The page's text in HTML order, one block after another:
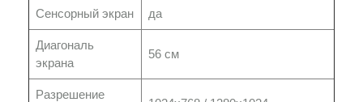
Сенсорный экран да
Диагональ
экрана
56 см
Разрешение